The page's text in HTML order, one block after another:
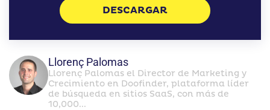
DESCARGAR
Llorenç Palomas
Llorenç Palomas el Director de Marketing y
Crecimiento en Doofinder, plataforma líder
de búsqueda en sitios SaaS, con más de
10,000...